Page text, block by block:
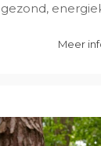
gezond,
Meer